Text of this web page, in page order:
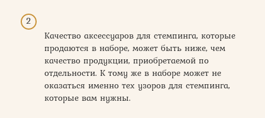
Качество аксессуаров для стемпинга, которые
продаются в наборе, может быть ниже, чем
качество продукции, приобретаемой по
отдельности. К тому же в наборе может не
оказаться именно тех узоров для стемпинга,
которые вам нужны.